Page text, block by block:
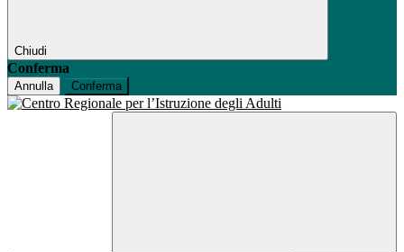
Chiudi
Conferma
Annulla Conferma